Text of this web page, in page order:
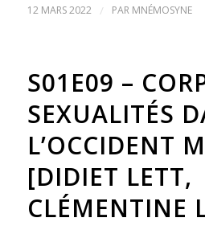
12 MARS 2022 / PAR MNÉMOSYNE
S01E09 –
SEXUALITÉS
L’OCCIDENT
[DIDIET LETT,
CLÉMENTINE